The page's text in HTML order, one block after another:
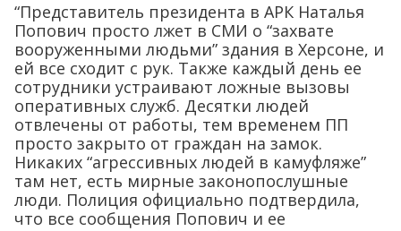
“Представитель президента в АРК Наталья
Попович просто лжет в СМИ о “захвате
вооруженными людьми” здания в Херсоне, и
ей все сходит с рук. Также каждый день ее
сотрудники устраивают ложные вызовы
оперативных служб. Десятки людей
отвлечены от работы, тем временем ПП
просто закрыто от граждан на замок.
Никаких “агрессивных людей в камуфляже”
там нет, есть мирные законопослушные
люди. Полиция официально подтвердила,
что все сообщения Попович и ее